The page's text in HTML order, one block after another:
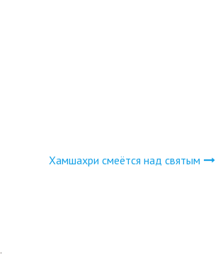
Хамшахри смеётся над святым
.